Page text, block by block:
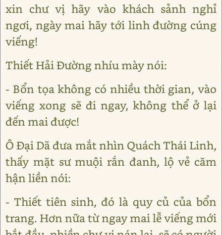
xin chư vị hãy vào khách sảnh nghỉ
ngơi, ngày mai hãy tới linh đường cúng
viếng!
Thiết Hải Đường nhíu mày nói:
- Bổn tọa không có nhiều thời gian, vào
viếng xong sẽ đi ngay, không thể ở lại
đến mai được!
Ô Đại Dã đưa mắt nhìn Quách Thái Linh,
thấy mặt sư muội rắn đanh, lộ vẻ căm
hận liền nói:
- Thiết tiên sinh, đó là quy củ của bổn
trang. Hơn nữa từ ngay mai lễ viếng mới